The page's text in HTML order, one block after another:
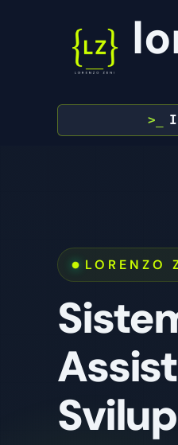
>_ I
LORENZO